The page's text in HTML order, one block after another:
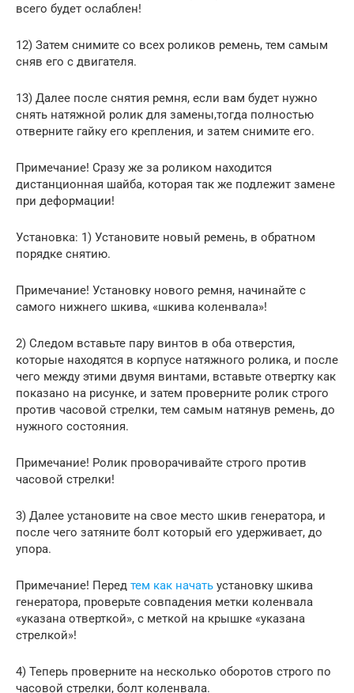
всего будет ослаблен!
12) Затем снимите со всех роликов ремень, тем самым
сняв его с двигателя.
13) Далее после снятия ремня, если вам будет нужно
снять натяжной ролик для замены,тогда полностью
отверните гайку его крепления, и затем снимите его.
Примечание! Сразу же за роликом находится
дистанционная шайба, которая так же подлежит замене
при деформации!
Установка: 1) Установите новый ремень, в обратном
порядке снятию.
Примечание! Установку нового ремня, начинайте с
самого нижнего шкива, «шкива коленвала»!
2) Следом вставьте пару винтов в оба отверстия,
которые находятся в корпусе натяжного ролика, и после
чего между этими двумя винтами, вставьте отвертку как
показано на рисунке, и затем проверните ролик строго
против часовой стрелки, тем самым натянув ремень, до
нужного состояния.
Примечание! Ролик проворачивайте строго против
часовой стрелки!
3) Далее установите на свое место шкив генератора, и
после чего затяните болт который его удерживает, до
упора.
Примечание! Перед тем как начать установку шкива
генератора, проверьте совпадения метки коленвала
«указана отверткой», с меткой на крышке «указана
стрелкой»!
4) Теперь проверните на несколько оборотов строго по
часовой стрелки, болт коленвала.